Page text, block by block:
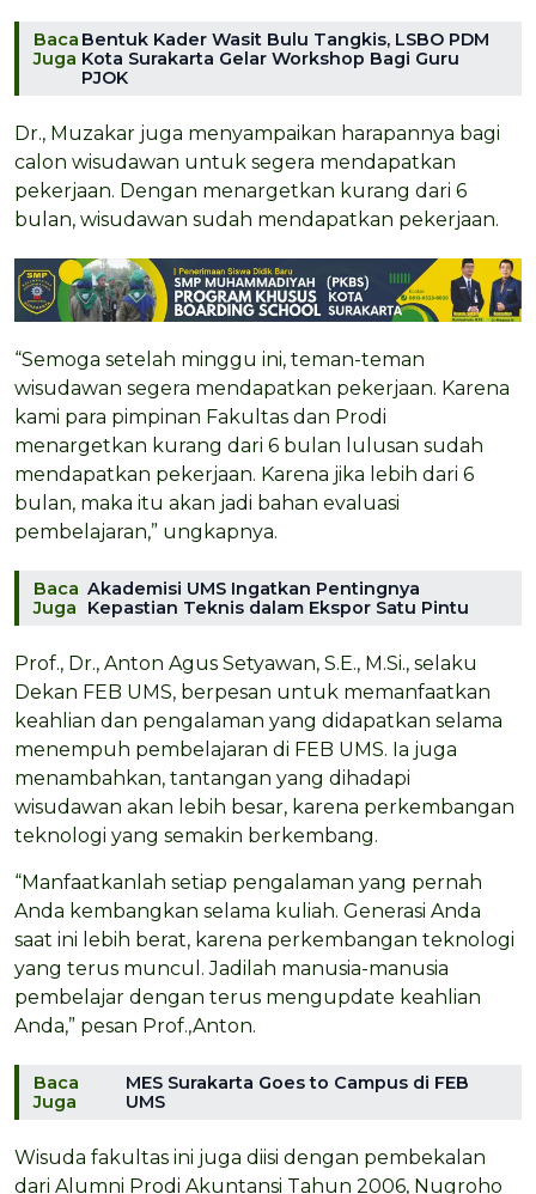
Baca
Juga
Bentuk Kader Wasit Bulu Tangkis, LSBO PDM
Kota Surakarta Gelar Workshop Bagi Guru
PJOK
Dr., Muzakar juga menyampaikan harapannya bagi
calon wisudawan untuk segera mendapatkan
pekerjaan. Dengan menargetkan kurang dari 6
bulan, wisudawan sudah mendapatkan pekerjaan.
“Semoga setelah minggu ini, teman-teman
wisudawan segera mendapatkan pekerjaan. Karena
kami para pimpinan Fakultas dan Prodi
menargetkan kurang dari 6 bulan lulusan sudah
mendapatkan pekerjaan. Karena jika lebih dari 6
bulan, maka itu akan jadi bahan evaluasi
pembelajaran,” ungkapnya.
Baca
Juga
Akademisi UMS Ingatkan Pentingnya
Kepastian Teknis dalam Ekspor Satu Pintu
Prof., Dr., Anton Agus Setyawan, S.E., M.Si., selaku
Dekan FEB UMS, berpesan untuk memanfaatkan
keahlian dan pengalaman yang didapatkan selama
menempuh pembelajaran di FEB UMS. Ia juga
menambahkan, tantangan yang dihadapi
wisudawan akan lebih besar, karena perkembangan
teknologi yang semakin berkembang.
“Manfaatkanlah setiap pengalaman yang pernah
Anda kembangkan selama kuliah. Generasi Anda
saat ini lebih berat, karena perkembangan teknologi
yang terus muncul. Jadilah manusia-manusia
pembelajar dengan terus mengupdate keahlian
Anda,” pesan Prof.,Anton.
Baca
Juga
MES Surakarta Goes to Campus di FEB
UMS
Wisuda fakultas ini juga diisi dengan pembekalan
dari Alumni Prodi Akuntansi Tahun 2006, Nugroho